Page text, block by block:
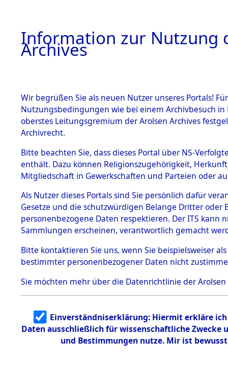
BESTÄNDE
1.
mente
5. Verschiedenes
5.3
Todesmärsche
5.3.1 Alliierte
Erhebungen
zu
Todesmärsch
en
5.3.2
Identifizierun
g
5.3.3
Todesmärsch
0001
Information zur Nutzung
Archives
Wir begrüßen Sie als neuen Nutzer unseres Portals!
Nutzungsbedingungen wie bei einem Archivbesuch
oberstes Leitungsgremium der Arolsen Archives
Archivrecht.
Bitte beachten Sie, dass dieses Portal über NS-
enthält. Dazu können Religionszugehörigkeit,
Mitgliedschaft in Gewerkschaften und Parteien oder
Als Nutzer dieses Portals sind Sie persönlich dafür
Gesetze und die schutzwürdigen Belange Dritter
personenbezogene Daten respektieren. Der ITS
Sammlungen erscheinen, verantwortlich gemacht
Bitte kontaktieren Sie uns, wenn Sie beispielsweiser
bestimmter personenbezogener Daten nicht
Sie möchten mehr über die Datenrichtlinie der Arolsen
Einverständniserklärung: Hiermit erkläre
Daten ausschließlich für wissenschaftliche
und Bestimmungen nutze. Mir ist